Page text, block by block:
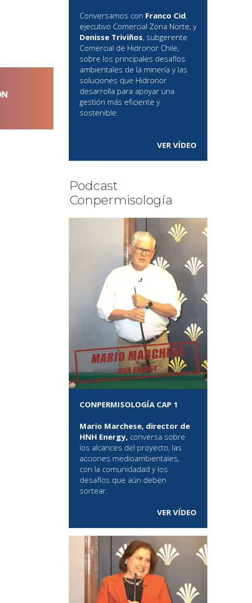
Conversamos con Franco Cid,
ejecutivo Comercial Zona Norte, y
Denisse Triviños, subgerente
Comercial de Hidronor Chile,
sobre los principales desafíos
ambientales de la minería y las
soluciones que Hidronor
desarrolla para apoyar una
gestión más eficiente y
sostenible.
VER VÍDEO
Podcast
Conpermisología
CONPERMISOLOGÍA CAP 1
Mario Marchese, director de
HNH Energy, conversa sobre
los alcances del proyecto, las
acciones medioambientales,
con la comunidadad y los
desafíos que aún deben
sortear.
VER VÍDEO